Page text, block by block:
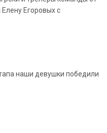
Егоровых с
наши девушки победили